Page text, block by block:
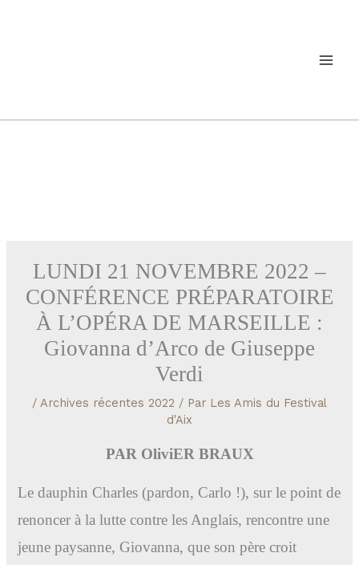
LUNDI 21 NOVEMBRE 2022 –
CONFÉRENCE PRÉPARATOIRE
À L’OPÉRA DE MARSEILLE :
Giovanna d’Arco de Giuseppe
Verdi
/ Archives récentes 2022 / Par Les Amis du Festival
d'Aix
PAR OliviER BRAUX
Le dauphin Charles (pardon, Carlo !), sur le point de
renoncer à la lutte contre les Anglais, rencontre une
jeune paysanne, Giovanna, que son père croit